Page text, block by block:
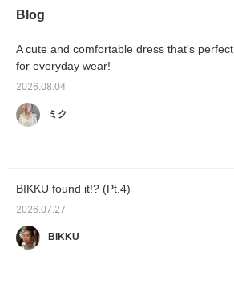
Blog
A cute and comfortable dress that's perfect
for everyday wear!
2026.08.04
ミク
BIKKU found it!? (Pt.4)
2026.07.27
BIKKU